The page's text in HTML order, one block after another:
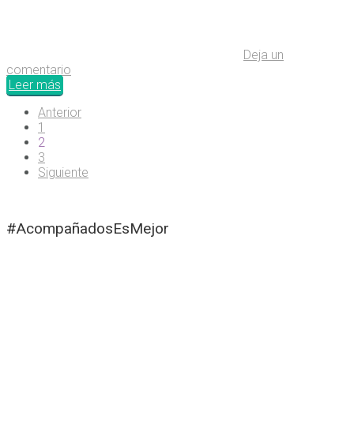
Deja un
comentario
Leer más
Anterior
1
2
3
Siguiente
#AcompañadosEsMejor